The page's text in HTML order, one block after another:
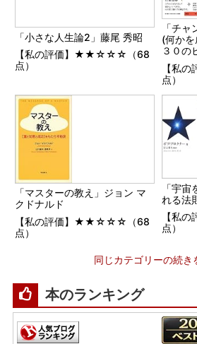
「小さな人生論2」藤尾 秀昭
【私の評価】★★☆☆☆（68
点）
「チ
(何か
３０の
【私
点）
「マスターの教え」ジョン マ
クドナルド
【私の評価】★★☆☆☆（68
点）
「宇
れる法
【私
点）
同じカテゴリーの続き
本のランキング